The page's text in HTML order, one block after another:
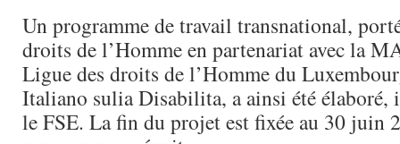
Un programme de travail transnational,
droits de l’Homme en partenariat avec la
Ligue des droits de l’Homme du
Italiano sulia Disabilita, a ainsi été élaboré,
le FSE. La fin du projet est fixée au 30 juin